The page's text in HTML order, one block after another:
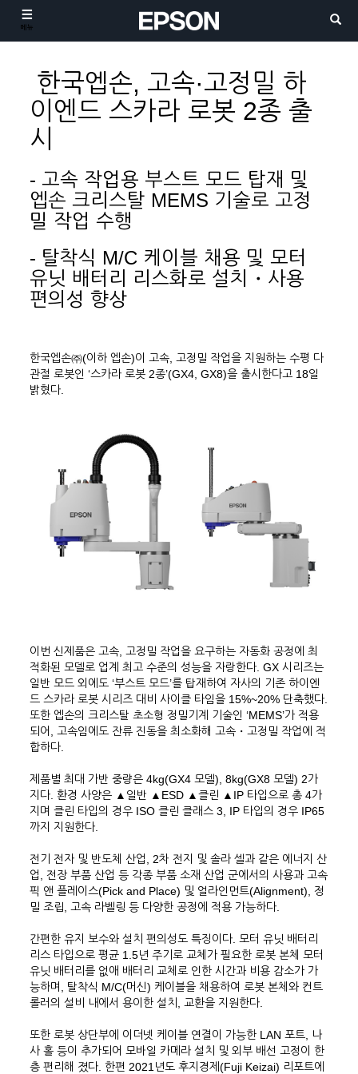
메뉴
한국엡손, 고속·고정밀 하
이엔드 스카라 로봇 2종 출
시
- 고속 작업용 부스트 모드 탑재 및
엡손 크리스탈 MEMS 기술로 고정
밀 작업 수행
- 탈착식 M/C 케이블 채용 및 모터
유닛 배터리 리스화로 설치・사용
편의성 향상
한국엡손㈜(이하 엡손)이 고속, 고정밀 작업을 지원하는 수평 다
관절 로봇인 ‘스카라 로봇 2종’(GX4, GX8)을 출시한다고 18일
밝혔다.
이번 신제품은 고속, 고정밀 작업을 요구하는 자동화 공정에 최
적화된 모델로 업계 최고 수준의 성능을 자랑한다. GX 시리즈는
일반 모드 외에도 ‘부스트 모드’를 탑재하여 자사의 기존 하이엔
드 스카라 로봇 시리즈 대비 사이클 타임을 15%~20% 단축했다.
또한 엡손의 크리스탈 초소형 정밀기계 기술인 ‘MEMS’가 적용
되어, 고속임에도 잔류 진동을 최소화해 고속・고정밀 작업에 적
합하다.
제품별 최대 가반 중량은 4kg(GX4 모델), 8kg(GX8 모델) 2가
지다. 환경 사양은 ▲일반 ▲ESD ▲클린 ▲IP 타입으로 총 4가
지며 클린 타입의 경우 ISO 클린 클래스 3, IP 타입의 경우 IP65
까지 지원한다.
전기 전자 및 반도체 산업, 2차 전지 및 솔라 셀과 같은 에너지 산
업, 전장 부품 산업 등 각종 부품 소재 산업 군에서의 사용과 고속
픽 앤 플레이스(Pick and Place) 및 얼라인먼트(Alignment), 정
밀 조립, 고속 라벨링 등 다양한 공정에 적용 가능하다.
간편한 유지 보수와 설치 편의성도 특징이다. 모터 유닛 배터리
리스 타입으로 평균 1.5년 주기로 교체가 필요한 로봇 본체 모터
유닛 배터리를 없애 배터리 교체로 인한 시간과 비용 감소가 가
능하며, 탈착식 M/C(머신) 케이블을 채용하여 로봇 본체와 컨트
롤러의 설비 내에서 용이한 설치, 교환을 지원한다.
또한 로봇 상단부에 이더넷 케이블 연결이 가능한 LAN 포트, 나
사 홀 등이 추가되어 모바일 카메라 설치 및 외부 배선 고정이 한
층 편리해 졌다. 한편 2021년도 후지경제(Fuji Keizai) 리포트에